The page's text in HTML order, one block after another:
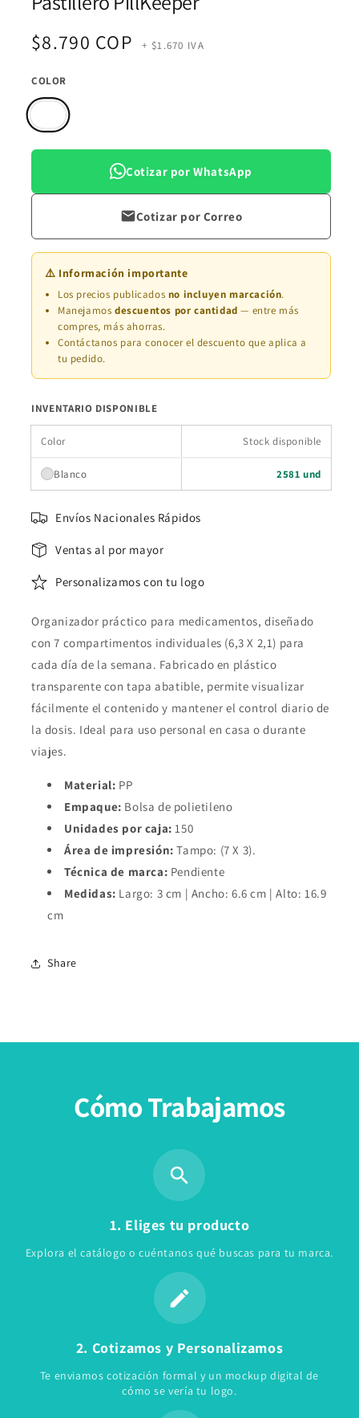
multimedia
ventana
Precio
habitual
$8.790 COP + $1.670 IVA
COLOR
Cotizar por WhatsApp
Cotizar por Correo
⚠️ Información importante
Los precios publicados no incluyen marcación.
Manejamos descuentos por cantidad — entre más
compres, más ahorras.
Contáctanos para conocer el descuento que aplica a
tu pedido.
INVENTARIO DISPONIBLE
Color Stock disponible
Blanco 2581 und
Envíos Nacionales Rápidos
Ventas al por mayor
Personalizamos con tu logo
Organizador práctico para medicamentos, diseñado
con 7 compartimentos individuales (6,3 X 2,1) para
cada día de la semana. Fabricado en plástico
transparente con tapa abatible, permite visualizar
fácilmente el contenido y mantener el control diario de
la dosis. Ideal para uso personal en casa o durante
viajes.
Material: PP
Empaque: Bolsa de polietileno
Unidades por caja: 150
Área de impresión: Tampo: (7 X 3).
Técnica de marca: Pendiente
Medidas: Largo: 3 cm | Ancho: 6.6 cm | Alto: 16.9
cm
Share
Cómo Trabajamos
1. Eliges tu producto
Explora el catálogo o cuéntanos qué buscas para tu marca.
2. Cotizamos y Personalizamos
Te enviamos cotización formal y un mockup digital de
cómo se vería tu logo.